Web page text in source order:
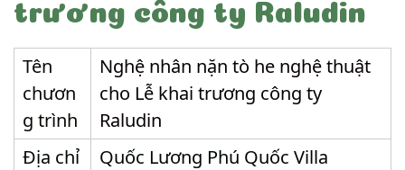
trương công ty Raludin
Tên
chươn
g trình
Nghệ nhân nặn tò he nghệ thuật
cho Lễ khai trương công ty
Raludin
Địa chỉ
Quốc Lương Phú Quốc Villa